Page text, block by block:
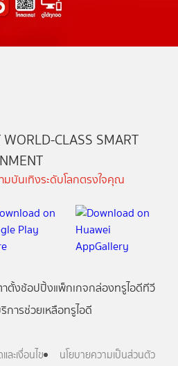
CLASS SMART
บันเทิงระดับโลกตรงใจคุณ
ตั้งช้อปปิ้งแพ็กเกจกล่องทรูไอดีทีวี
การช่วยเหลือทรูไอดี
ละเงื่อนไข นโยบายความเป็นส่วนตัว